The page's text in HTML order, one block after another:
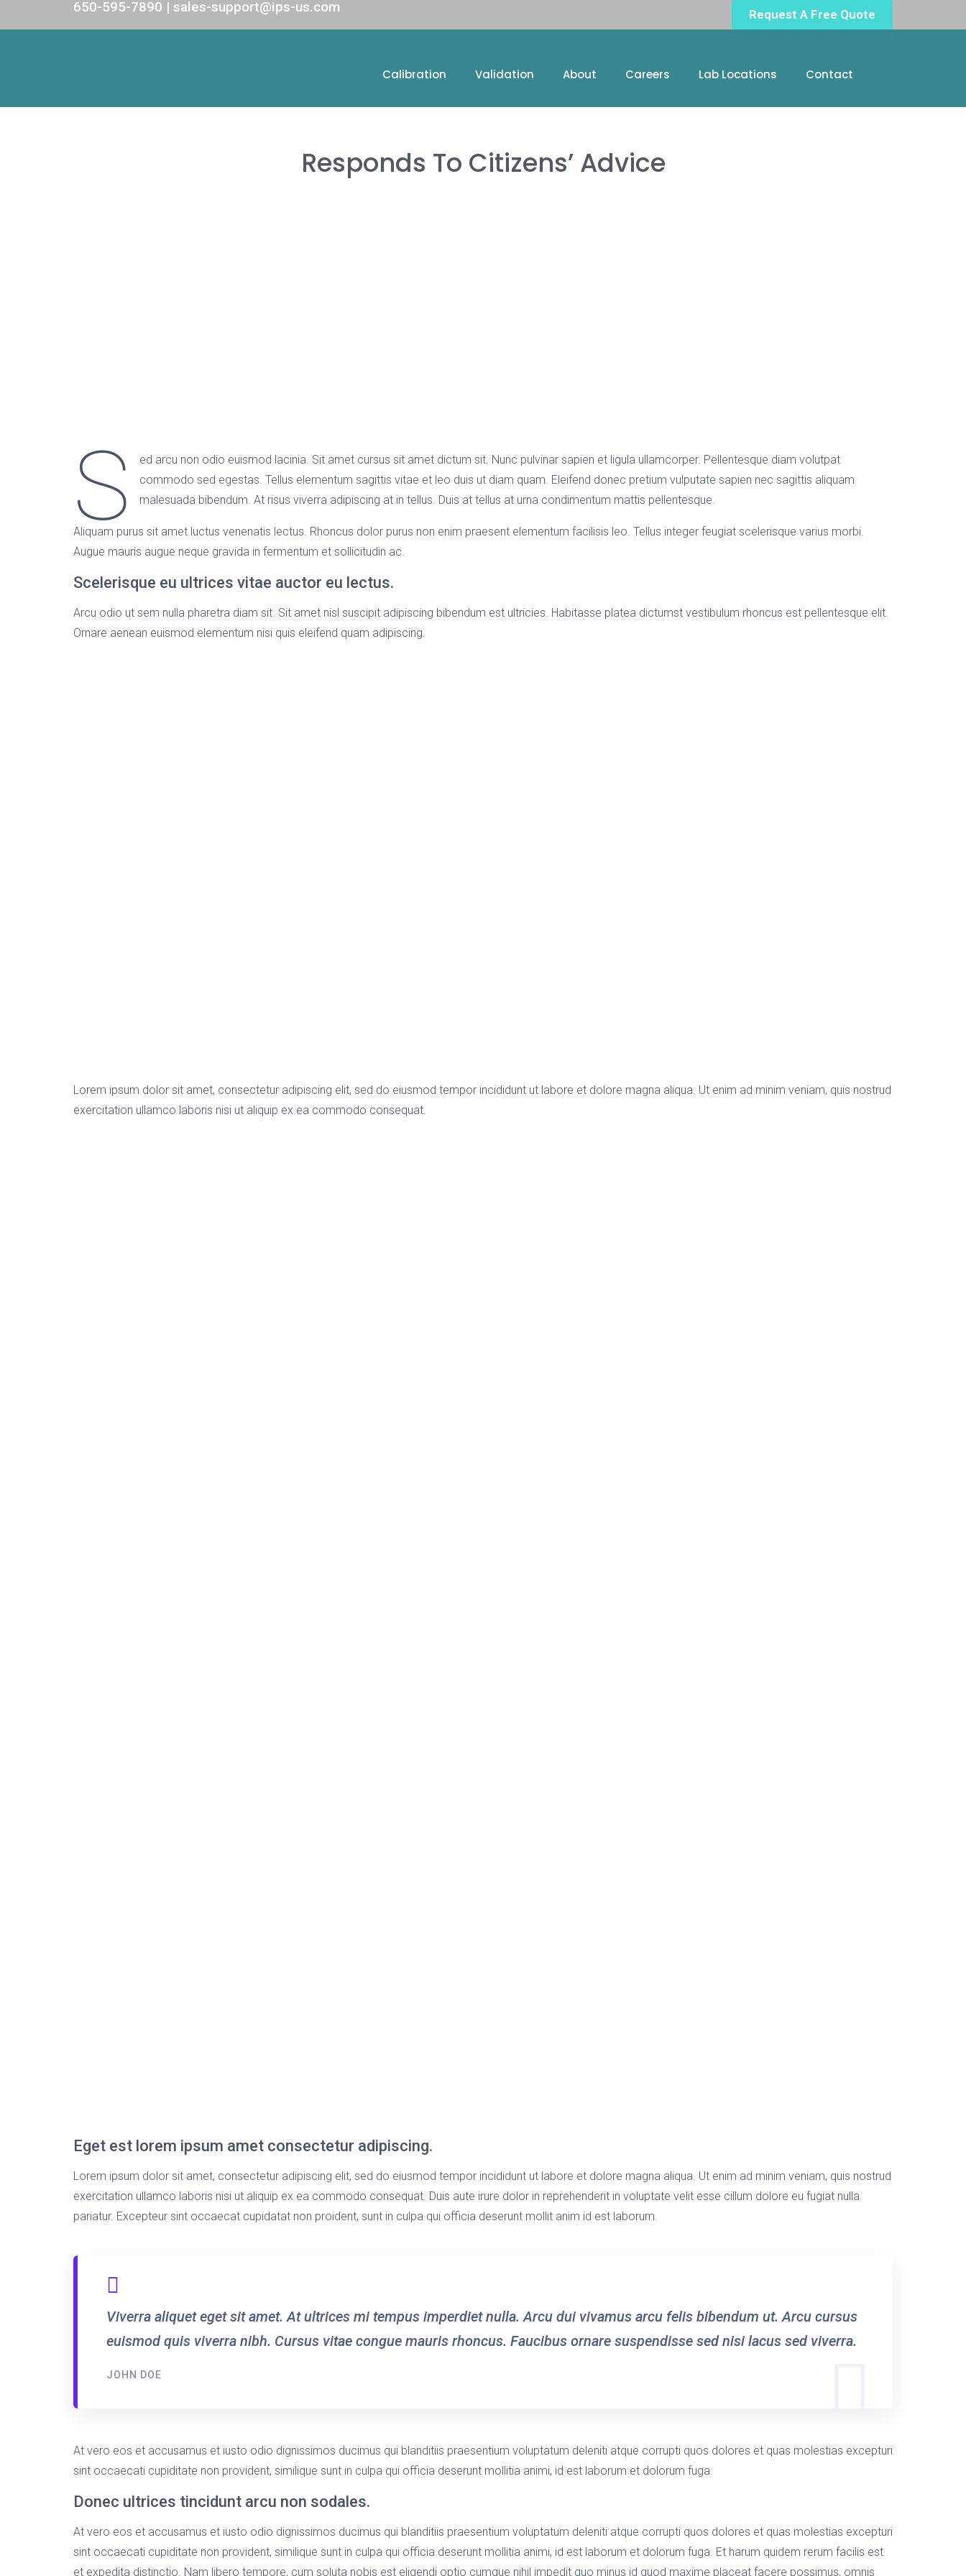
Request A Free Quote
650-595-7890 | sales-support@ips-us.com
Calibration Validation About Careers Lab Locations Contact
Responds To Citizens’ Advice
S
ed arcu non odio euismod lacinia. Sit amet cursus sit amet dictum sit. Nunc pulvinar sapien et ligula ullamcorper. Pellentesque diam volutpat
commodo sed egestas. Tellus elementum sagittis vitae et leo duis ut diam quam. Eleifend donec pretium vulputate sapien nec sagittis aliquam
malesuada bibendum. At risus viverra adipiscing at in tellus. Duis at tellus at urna condimentum mattis pellentesque.
Aliquam purus sit amet luctus venenatis lectus. Rhoncus dolor purus non enim praesent elementum facilisis leo. Tellus integer feugiat scelerisque varius morbi.
Augue mauris augue neque gravida in fermentum et sollicitudin ac.
Scelerisque eu ultrices vitae auctor eu lectus.
Arcu odio ut sem nulla pharetra diam sit. Sit amet nisl suscipit adipiscing bibendum est ultricies. Habitasse platea dictumst vestibulum rhoncus est pellentesque elit.
Ornare aenean euismod elementum nisi quis eleifend quam adipiscing.
Lorem ipsum dolor sit amet, consectetur adipiscing elit, sed do eiusmod tempor incididunt ut labore et dolore magna aliqua. Ut enim ad minim veniam, quis nostrud
exercitation ullamco laboris nisi ut aliquip ex ea commodo consequat.
Eget est lorem ipsum amet consectetur adipiscing.
Lorem ipsum dolor sit amet, consectetur adipiscing elit, sed do eiusmod tempor incididunt ut labore et dolore magna aliqua. Ut enim ad minim veniam, quis nostrud
exercitation ullamco laboris nisi ut aliquip ex ea commodo consequat. Duis aute irure dolor in reprehenderit in voluptate velit esse cillum dolore eu fugiat nulla
pariatur. Excepteur sint occaecat cupidatat non proident, sunt in culpa qui officia deserunt mollit anim id est laborum.
Viverra aliquet eget sit amet. At ultrices mi tempus imperdiet nulla. Arcu dui vivamus arcu felis bibendum ut. Arcu cursus
euismod quis viverra nibh. Cursus vitae congue mauris rhoncus. Faucibus ornare suspendisse sed nisi lacus sed viverra.
JOHN DOE
At vero eos et accusamus et iusto odio dignissimos ducimus qui blanditiis praesentium voluptatum deleniti atque corrupti quos dolores et quas molestias excepturi
sint occaecati cupiditate non provident, similique sunt in culpa qui officia deserunt mollitia animi, id est laborum et dolorum fuga.
Donec ultrices tincidunt arcu non sodales.
At vero eos et accusamus et iusto odio dignissimos ducimus qui blanditiis praesentium voluptatum deleniti atque corrupti quos dolores et quas molestias excepturi
sint occaecati cupiditate non provident, similique sunt in culpa qui officia deserunt mollitia animi, id est laborum et dolorum fuga. Et harum quidem rerum facilis est
et expedita distinctio. Nam libero tempore, cum soluta nobis est eligendi optio cumque nihil impedit quo minus id quod maxime placeat facere possimus, omnis